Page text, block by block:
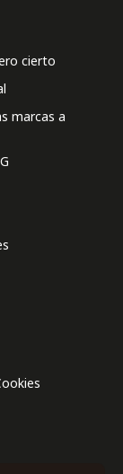
cierto
marcas a